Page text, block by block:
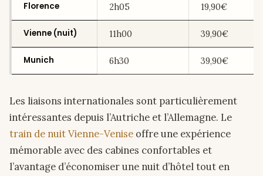
Florence 2h05 19,90€
Vienne (nuit) 11h00 39,90€
Munich 6h30 39,90€
Les liaisons internationales sont particulièrement
intéressantes depuis l’Autriche et l’Allemagne. Le
train de nuit Vienne-Venise offre une expérience
mémorable avec des cabines confortables et
l’avantage d’économiser une nuit d’hôtel tout en